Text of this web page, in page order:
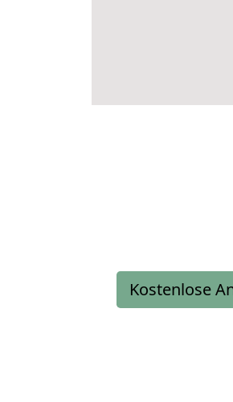
Kostenlose